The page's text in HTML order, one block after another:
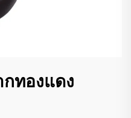
ทองแดง